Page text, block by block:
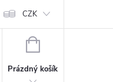
Soubory cookies
CZK
NÁKUPNÍ
Prázdný košík